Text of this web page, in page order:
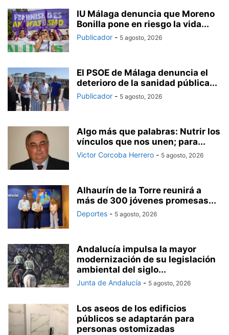
IU Málaga denuncia que Moreno
Bonilla pone en riesgo la vida...
Publicador - 5 agosto, 2026
El PSOE de Málaga denuncia el
deterioro de la sanidad pública...
Publicador - 5 agosto, 2026
Algo más que palabras: Nutrir los
vínculos que nos unen; para...
Victor Corcoba Herrero - 5 agosto, 2026
Alhaurín de la Torre reunirá a
más de 300 jóvenes promesas...
Deportes - 5 agosto, 2026
Andalucía impulsa la mayor
modernización de su legislación
ambiental del siglo...
Junta de Andalucía - 5 agosto, 2026
Los aseos de los edificios
públicos se adaptarán para
personas ostomizadas